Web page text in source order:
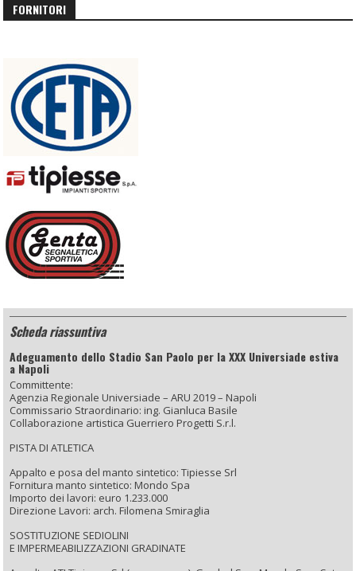
FORNITORI
Scheda riassuntiva
Adeguamento dello Stadio San Paolo per la XXX Universiade estiva
a Napoli
Committente:
Agenzia Regionale Universiade – ARU 2019 – Napoli
Commissario Straordinario: ing. Gianluca Basile
Collaborazione artistica Guerriero Progetti S.r.l.
PISTA DI ATLETICA
Appalto e posa del manto sintetico: Tipiesse Srl
Fornitura manto sintetico: Mondo Spa
Importo dei lavori: euro 1.233.000
Direzione Lavori: arch. Filomena Smiraglia
SOSTITUZIONE SEDIOLINI
E IMPERMEABILIZZAZIONI GRADINATE